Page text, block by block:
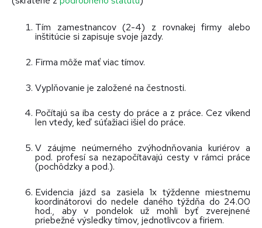
Tím zamestnancov (2-4) z rovnakej firmy alebo
inštitúcie si zapisuje svoje jazdy.
Firma môže mať viac tímov.
Vyplňovanie je založené na čestnosti.
Počítajú sa iba cesty do práce a z práce. Cez víkend
len vtedy, keď súťažiaci išiel do práce.
V záujme neúmerného zvýhodnňovania kuriérov a
pod. profesí sa nezapočítavajú cesty v rámci práce
(pochôdzky a pod.).
Evidencia jázd sa zasiela 1x týždenne miestnemu
koordinátorovi do nedele daného týždňa do 24.00
hod., aby v pondelok už mohli byť zverejnené
priebežné výsledky tímov, jednotlivcov a firiem.